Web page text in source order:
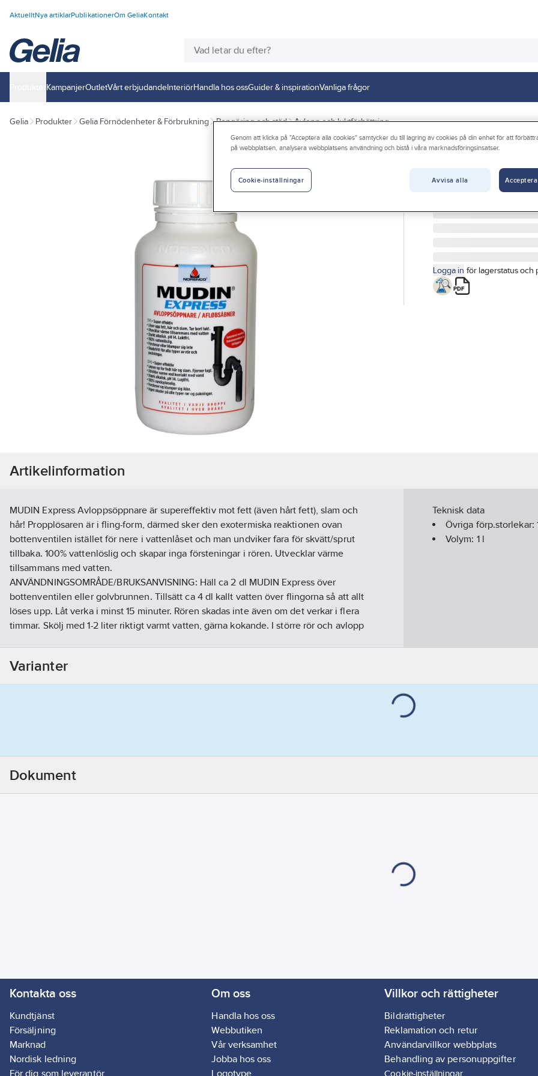
AktuelltNya artiklarPublikationerOm GeliaKontakt
KampanjerOutletVårt erbjudandeInteriörHandla hos ossGuider & inspirationVanliga frågor
Gelia Produkter Gelia Förnödenheter & Förbrukning Rengöring och städ Avlopp och luktförbättring
PROPPLÖSARE MUDIN
Logga in för lagerstatus och
Artikelinformation
MUDIN Express Avloppsöppnare är supereffektiv mot fett (även hårt fett), slam och
hår! Propplösaren är i fling-form, därmed sker den exotermiska reaktionen ovan
bottenventilen istället för nere i vattenlåset och man undviker fara för skvätt/sprut
tillbaka. 100% vattenlöslig och skapar inga försteningar i rören. Utvecklar värme
tillsammans med vatten.
ANVÄNDNINGSOMRÅDE/BRUKSANVISNING: Häll ca 2 dl MUDIN Express över
bottenventilen eller golvbrunnen. Tillsätt ca 4 dl kallt vatten över flingorna så att allt
löses upp. Låt verka i minst 15 minuter. Rören skadas inte även om det verkar i flera
timmar. Skölj med 1-2 liter riktigt varmt vatten, gärna kokande. I större rör och avlopp
vattnet.
Artikelnr: 3015801033
Teknisk data
Övriga förp.storlekar:
Volym: 1l
Varianter
Dokument
Kontakta oss
Kundtjänst
Försäljning
Marknad
Nordisk ledning
För dig som leverantör
Om oss
Handla hos oss
Webbutiken
Vår verksamhet
Jobba hos oss
Logotype
Villkor och rättigheter
Bildrättigheter
Reklamation och retur
Användarvillkor webbplats
Behandling av personuppgifter
Cookie-inställningar
Genom att klicka på "Acceptera alla cookies" samtycker du till lagring av cookies på din enhet för att
på webbplatsen, analysera webbplatsens användning och bistå i våra marknadsföringsinsatser.
Avvisa alla
Cookie-inställningar